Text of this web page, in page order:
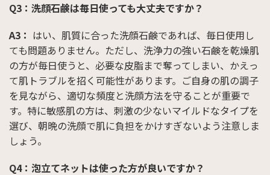
Q3：洗顔石鹸は毎日使っても大丈夫ですか？
A3： はい、肌質に合った洗顔石鹸であれば、毎日使用し
ても問題ありません。ただし、洗浄力の強い石鹸を乾燥肌
の方が毎日使うと、必要な皮脂まで奪ってしまい、かえっ
て肌トラブルを招く可能性があります。ご自身の肌の調子
を見ながら、適切な頻度と洗顔方法を守ることが重要で
す。特に敏感肌の方は、刺激の少ないマイルドなタイプを
選び、朝晩の洗顔で肌に負担をかけすぎないよう注意しま
しょう。
Q4：泡立てネットは使った方が良いですか？